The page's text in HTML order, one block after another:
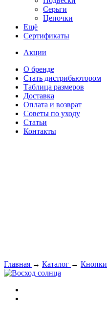
Серьги
Цепочки
Ещё
Сертификаты
Акции
О бренде
Стать дистрибьютором
Таблица размеров
Доставка
Оплата и возврат
Советы по уходу
Статьи
Контакты
Главная → Каталог → Кнопки